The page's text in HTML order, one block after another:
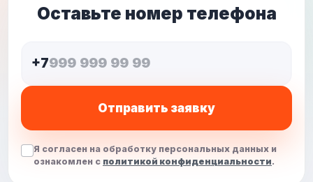
Оставьте номер телефона
+7
Отправить заявку
Я согласен на обработку персональных данных и
ознакомлен с политикой конфиденциальности.